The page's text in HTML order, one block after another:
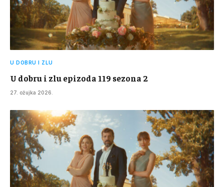
U DOBRU I ZLU
U dobru i zlu epizoda 119 sezona 2
27. ožujka 2026.